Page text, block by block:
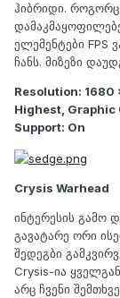
ჰიბრიდი.
ელემენტები FPS
ჩანს. მიზეზი
Resolution: 1680
Highest, Graphic
Support: On
Crysis Warhead
ინტერესის გამო
გავატარე ორი
შედეგბი
Crysis-ია
არც ჩვენი